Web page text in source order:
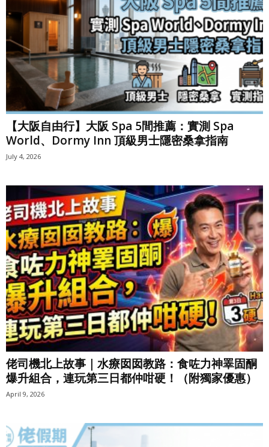
【大阪自由行】大阪 Spa 5間推薦：實測 Spa
World、Dormy Inn 頂級男士隱密桑拿指南
July 4, 2026
佬司機北上故事｜水療囡囡教路：食咗力神睪固酮
爆升組合，連玩第三日都仲咁硬！（附獨家優惠）
April 9, 2026